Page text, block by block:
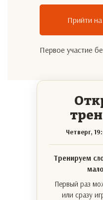
Прийти
Первое участие
Четверг,
Тренируем
Первый раз
или сразу